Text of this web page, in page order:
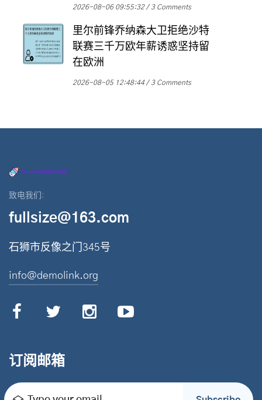
2026-08-06 09:55:32 3 Comments
里尔前锋乔纳森大卫拒绝沙特
联赛三千万欧年薪诱惑坚持留
在欧洲
2026-08-05 12:48:44 3 Comments
致电我们:
fullsize@163.com
石狮市反像之门345号
info@demolink.org
订阅邮箱